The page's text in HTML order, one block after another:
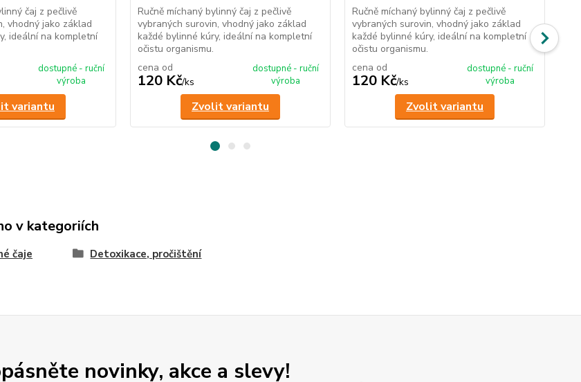
čaj z pečlivě
vhodný jako základ
ideální na kompletní
dostupné - ruční
výroba
variantu
Ručně míchaný bylinný čaj z pečlivě
vybraných surovin, vhodný jako základ
každé bylinné kúry, ideální na kompletní
očistu organismu.
cena od
120 Kč/ks
dostupné - ruční
výroba
Zvolit variantu
Ručně míchaný bylinný čaj z pečlivě
vybraných surovin, vhodný jako základ
každé bylinné kúry, ideální na kompletní
očistu organismu.
cena od
120 Kč/ks
dostupné - ruční
výroba
Zvolit variantu
v kategoriích
čaje Detoxikace, pročištění
novinky, akce a slevy!